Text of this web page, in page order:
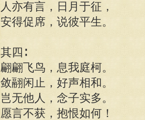
人亦有言，日月于征，
安得促席，说彼平生。
其四∶
翩翩飞鸟，息我庭柯。
敛翮闲止，好声相和。
岂无他人，念子实多。
愿言不获，抱恨如何！